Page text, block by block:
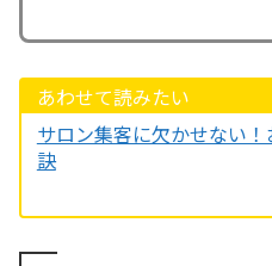
あわせて読みたい
サロン集客に欠かせない
訣